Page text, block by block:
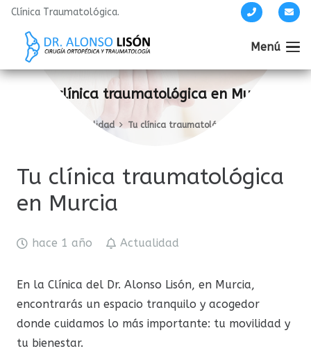
Clínica Traumatológica.
Menú
Tu clínica traumatológica en Murcia
Actualidad Tu clínica traumatológica en Murcia
Tu clínica traumatológica
en Murcia
hace 1 año Actualidad
En la Clínica del Dr. Alonso Lisón, en Murcia,
encontrarás un espacio tranquilo y acogedor
donde cuidamos lo más importante: tu movilidad y
tu bienestar.